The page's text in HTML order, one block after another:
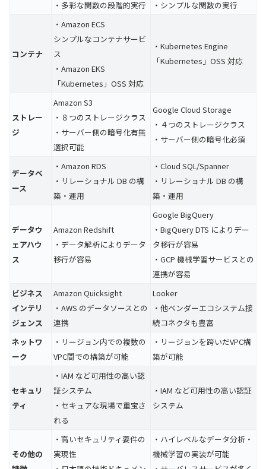
・多彩な関数の段階的実行
・シンプルな関数の実行
コンテナ
・Amazon ECS
シンプルなコンテナサービ
ス
・Amazon EKS
「Kubernetes」OSS 対応
・Kubernetes Engine
「Kubernetes」OSS 対応
ストレー
ジ
Amazon S3
・８つのストレージクラス
・サーバー側の暗号化有無
選択可能
Google Cloud Storage
・４つのストレージクラス
・サーバー側の暗号化必須
データベ
ース
・Amazon RDS
・リレーショナル DB の構
築・運用
・Cloud SQL/Spanner
・リレーショナル DB の構
築・運用
データウ
ェアハウ
ス
Amazon Redshift
・データ解析によりデータ
移行が容易
Google BigQuery
・BigQuery DTS によりデー
タ移行が容易
・GCP 機械学習サービスとの
連携が容易
ビジネス
インテリ
ジェンス
Amazon Quicksight
・AWS のデータソースとの
連携
Looker
・他ベンダーエコシステム接
続コネクタも豊富
ネットワ
ーク
・リージョン内での複数の
VPC間での構築が可能
・リージョンを跨いだVPC構
築が可能
セキュリ
ティ
・IAM など可用性の高い認
証システム
・セキュアな現場で重宝さ
れる
・IAM など可用性の高い認証
システム
その他の
・高いセキュリティ要件の
実現性
・ハイレベルなデータ分析・
機械学習の実装が可能